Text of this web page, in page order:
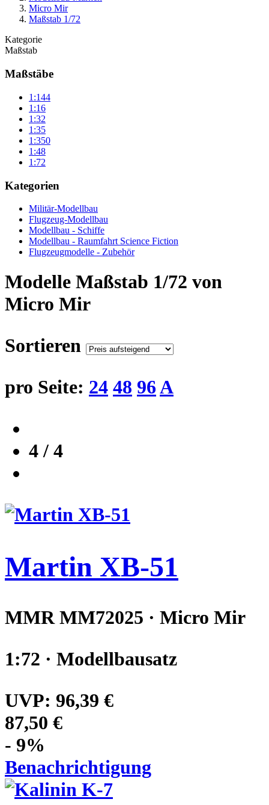
Micro Mir
Maßstab 1/72
Kategorie
Maßstab
Maßstäbe
1:144
1:16
1:32
1:35
1:350
1:48
1:72
Kategorien
Militär-Modellbau
Flugzeug-Modellbau
Modellbau - Schiffe
Modellbau - Raumfahrt Science Fiction
Flugzeugmodelle - Zubehör
Modelle Maßstab 1/72 von
Micro Mir
Sortieren
pro Seite: 24 48 96A
4 / 4
Martin XB-51
MMR MM72025 · Micro Mir
1:72 · Modellbausatz
UVP: 96,39 €
87,50 €
- 9%
Benachrichtigung